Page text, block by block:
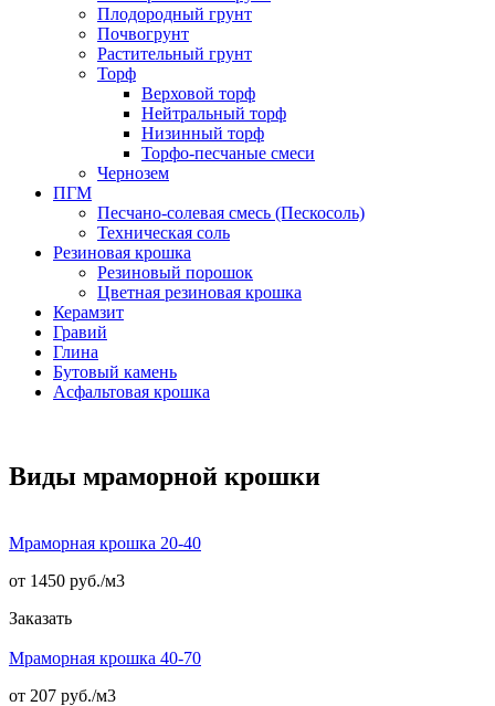
Плодородный грунт
Почвогрунт
Растительный грунт
Торф
Верховой торф
Нейтральный торф
Низинный торф
Торфо-песчаные смеси
Чернозем
ПГМ
Песчано-солевая смесь (Пескосоль)
Техническая соль
Резиновая крошка
Резиновый порошок
Цветная резиновая крошка
Керамзит
Гравий
Глина
Бутовый камень
Асфальтовая крошка
Виды мраморной крошки
Мраморная крошка 20-40
от 1450 руб./м3
Заказать
Мраморная крошка 40-70
от 207 руб./м3